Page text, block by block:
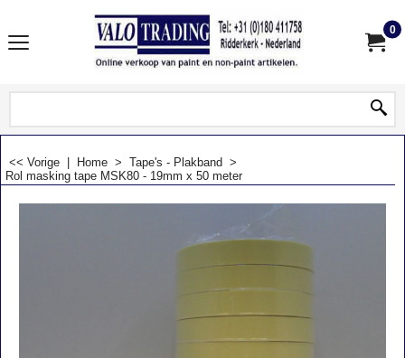
0
<< Vorige Home > Tape's - Plakband >
Rol masking tape MSK80 - 19mm x 50 meter